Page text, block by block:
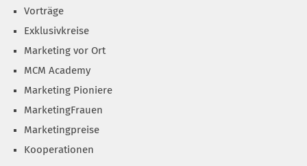
Vorträge
Exklusivkreise
Marketing vor Ort
MCM Academy
Marketing Pioniere
MarketingFrauen
Marketingpreise
Kooperationen